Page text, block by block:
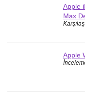
Apple
Max
Apple